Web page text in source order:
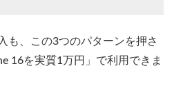
も、この3つのパターンを押さ
16を実質1万円」で利用できま